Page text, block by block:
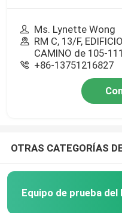
Ms. Lynette Wong
RM C, 13/F,
CAMINO de 105-
+86-13751216827
OTRAS CATEGORÍAS
Equipo de prueba del